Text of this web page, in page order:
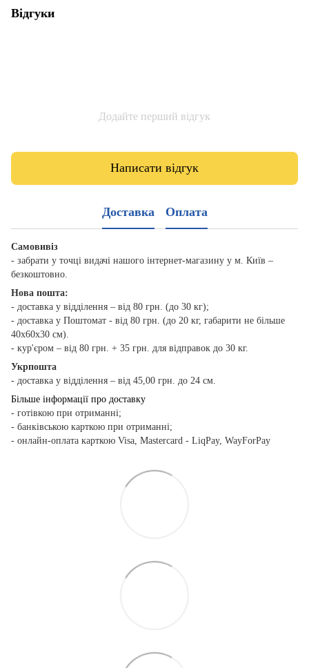
Відгуки
Додайте перший відгук
Написати відгук
Доставка Оплата
Самовивіз
- забрати у точці видачі нашого інтернет-магазину у м. Київ –
безкоштовно.
Нова пошта:
- доставка у відділення – від 80 грн. (до 30 кг);
- доставка у Поштомат - від 80 грн. (до 20 кг, габарити не більше
40х60х30 см).
- кур'єром – від 80 грн. + 35 грн. для відправок до 30 кг.
Укрпошта
- доставка у відділення – від 45,00 грн. до 24 см.
Більше інформації про доставку
- готівкою при отриманні;
- банківською карткою при отриманні;
- онлайн-оплата карткою Visa, Mastercard - LiqPay, WayForPay